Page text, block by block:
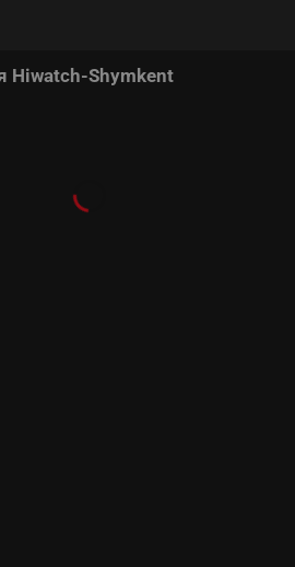
Hiwatch-Shymkent